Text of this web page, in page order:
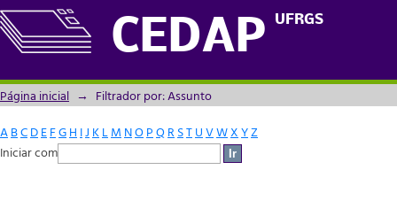
CEDAP UFRGS
Filtrador por: Assunto
Página inicial → Filtrador por: Assunto
ABCDEFGH IJ KLM NOPQRSTUVWXYZ
Iniciar com